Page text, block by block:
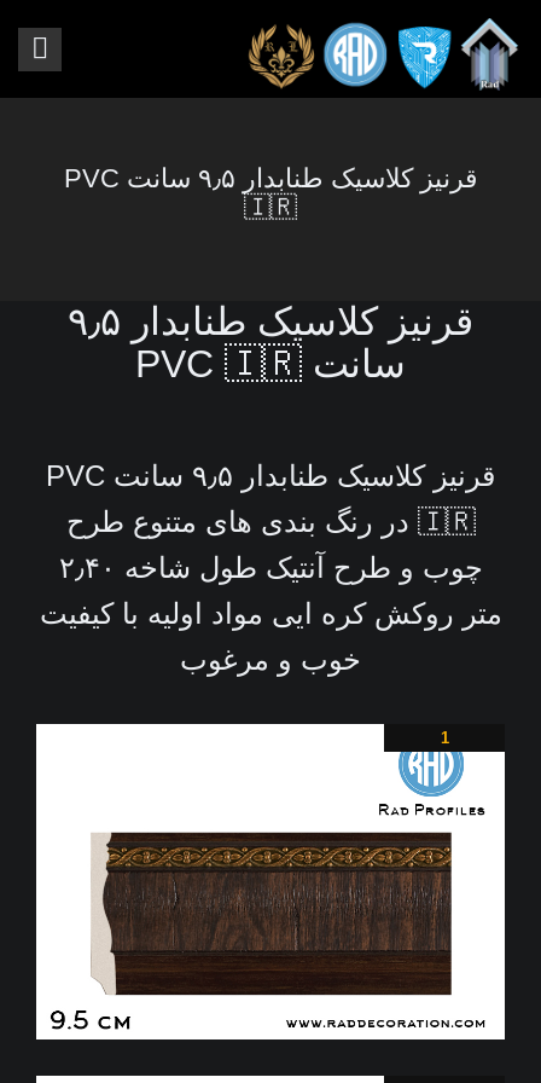
قرنیز کلاسیک طنابدار ۹٫۵ سانت PVC
🇮🇷
قرنیز کلاسیک طنابدار ۹٫۵
سانت PVC 🇮🇷
قرنیز کلاسیک طنابدار ۹٫۵ سانت PVC
🇮🇷 در رنگ بندی های متنوع طرح
چوب و طرح آنتیک طول شاخه ۲٫۴۰
متر روکش کره ایی مواد اولیه با کیفیت
خوب و مرغوب
1